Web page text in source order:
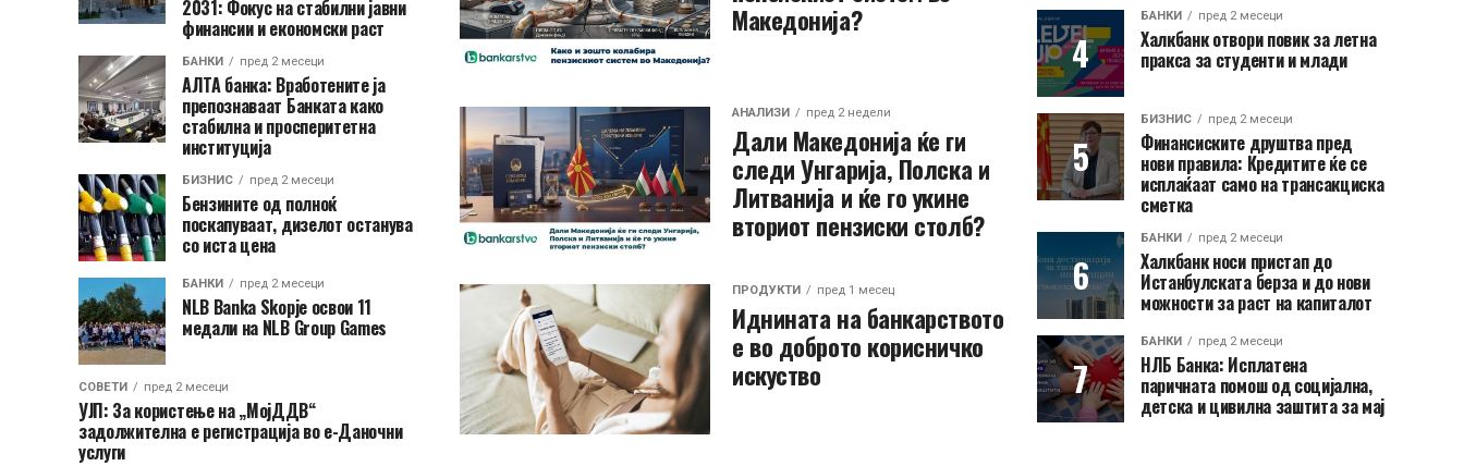
Македонија?
АНАЛИЗИ пред 2 недели
Дали Македонија ќе ги
следи Унгарија, Полска и
Литванија и ќе го укине
вториот пензиски столб?
ПРОДУКТИ пред 1 месец
Иднината на банкарството
е во доброто корисничко
искуство
2031: Фокус на стабилни јавни
финансии и економски раст
БАНКИ пред 2 месеци
АЛТА банка: Вработените ја
препознаваат Банката како
стабилна и просперитетна
институција
БИЗНИС пред 2 месеци
Бензините од полноќ
поскапуваат, дизелот останува
со иста цена
БАНКИ пред 2 месеци
NLB Banka Skopje освои 11
медали на NLB Group Games
СОВЕТИ пред 2 месеци
УЈП: За користење на „МојДДВ“
задолжителна е регистрација во е-Даночни
услуги
БАНКИ пред 2 месеци
Халкбанк отвори повик за летна
пракса за студенти и млади
БИЗНИС пред 2 месеци
Финансиските друштва пред
нови правила: Кредитите ќе се
исплаќаат само на трансакциска
сметка
БАНКИ пред 2 месеци
Халкбанк носи пристап до
Истанбулската берза и до нови
можности за раст на капиталот
БАНКИ пред 2 месеци
НЛБ Банка: Исплатена
паричната помош од социјална,
детска и цивилна заштита за мај